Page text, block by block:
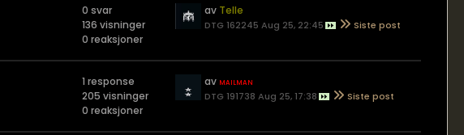
0 svar
136 visninger
0 reaksjoner
av Telle
DTG 162245 Aug 25, 22:45
1 response
205 visninger
0 reaksjoner
av mailman
DTG 191738 Aug 25, 17:38